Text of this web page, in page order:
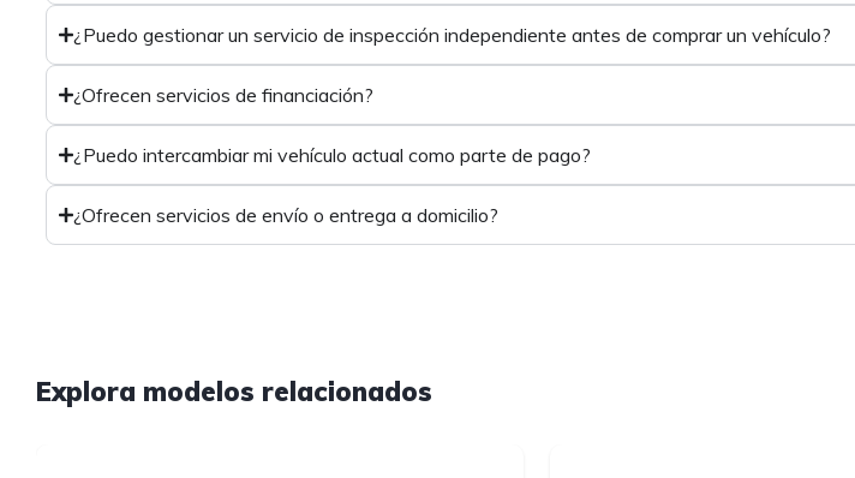
¿Puedo gestionar un servicio de inspección independiente antes de comprar un vehículo?
¿Ofrecen servicios de financiación?
¿Puedo intercambiar mi vehículo actual como parte de pago?
¿Ofrecen servicios de envío o entrega a domicilio?
Explora modelos relacionados
1